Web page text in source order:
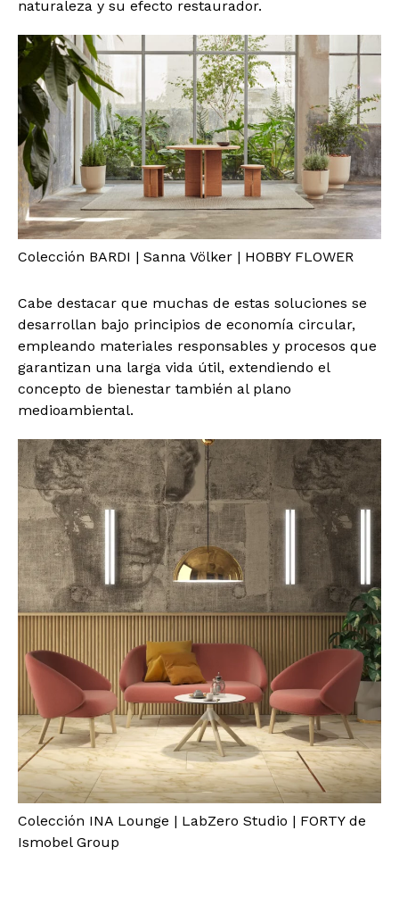
naturaleza y su efecto restaurador.
Colección BARDI | Sanna Völker | HOBBY FLOWER
Cabe destacar que muchas de estas soluciones se
desarrollan bajo principios de economía circular,
empleando materiales responsables y procesos que
garantizan una larga vida útil, extendiendo el
concepto de bienestar también al plano
medioambiental.
Colección INA Lounge | LabZero Studio | FORTY de
Ismobel Group